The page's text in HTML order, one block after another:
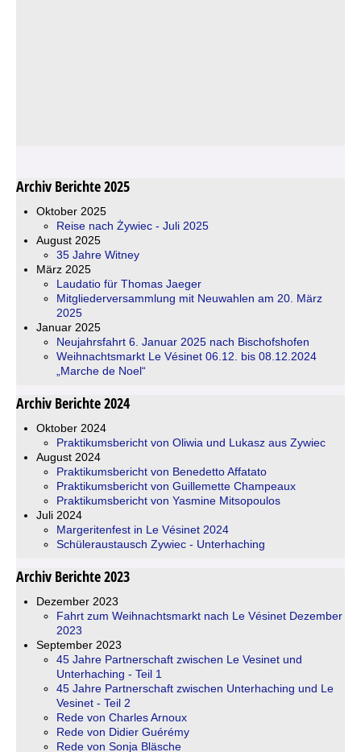
Archiv Berichte 2025
Oktober 2025
Reise nach Żywiec - Juli 2025
August 2025
35 Jahre Witney
März 2025
Laudatio für Thomas Jaeger
Mitgliederversammlung mit Neuwahlen am 20. März
2025
Januar 2025
Neujahrsfahrt 6. Januar 2025 nach Bischofshofen
Weihnachtsmarkt Le Vésinet 06.12. bis 08.12.2024
„Marche de Noel“
Archiv Berichte 2024
Oktober 2024
Praktikumsbericht von Oliwia und Lukasz aus Zywiec
August 2024
Praktikumsbericht von Benedetto Affatato
Praktikumsbericht von Guillemette Champeaux
Praktikumsbericht von Yasmine Mitsopoulos
Juli 2024
Margeritenfest in Le Vésinet 2024
Schüleraustausch Zywiec - Unterhaching
Archiv Berichte 2023
Dezember 2023
Fahrt zum Weihnachtsmarkt nach Le Vésinet Dezember
2023
September 2023
45 Jahre Partnerschaft zwischen Le Vesinet und
Unterhaching - Teil 1
45 Jahre Partnerschaft zwischen Unterhaching und Le
Vesinet - Teil 2
Rede von Charles Arnoux
Rede von Didier Guérémy
Rede von Sonja Bläsche